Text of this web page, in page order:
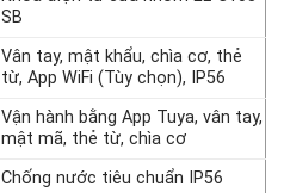
SB
Vân tay, mật khẩu, chìa cơ, thẻ
từ, App WiFi (Tùy chọn), IP56
Vận hành bằng App Tuya, vân tay,
mật mã, thẻ từ, chìa cơ
Chống nước tiêu chuẩn IP56